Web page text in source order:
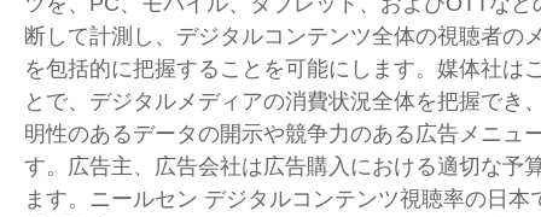
断して計測し、デジタルコンテンツ全体の視聴者の
を包括的に把握することを可能にします。媒体社は
とで、デジタルメディアの消費状況全体を把握でき
明性のあるデータの開示や競争力のある広告メニュ
す。広告主、広告会社は広告購入における適切な予
ます。ニールセン デジタルコンテンツ視聴率の日本